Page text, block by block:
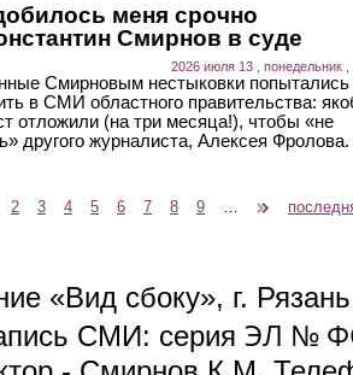
меня срочно
Смирнов в суде
2026 июля 13 , понедельник ,
Смирновым нестыковки попытались
в СМИ областного правительства:
отложили (на три месяца!), чтобы «не
другого журналиста, Алексея Фролова.
2 3 4 5 6 7 8 9
«Вид сбоку», г.
СМИ: серия ЭЛ №